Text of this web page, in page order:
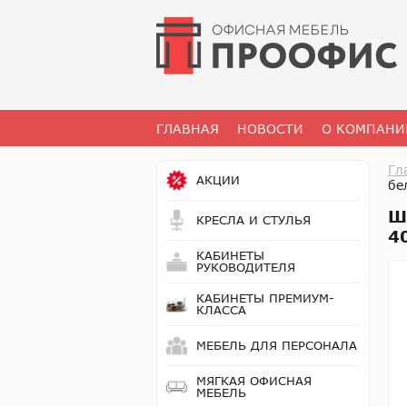
ГЛАВНАЯ НОВОСТИ О
АКЦИИ
КРЕСЛА И СТУЛЬЯ
КАБИНЕТЫ
РУКОВОДИТЕЛЯ
КАБИНЕТЫ ПРЕМИУМ-
КЛАССА
МЕБЕЛЬ ДЛЯ ПЕРСОНАЛА
МЯГКАЯ ОФИСНАЯ
МЕБЕЛЬ